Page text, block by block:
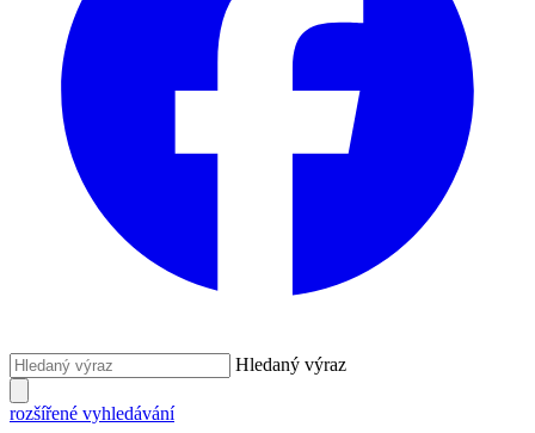
Hledaný výraz
rozšířené vyhledávání